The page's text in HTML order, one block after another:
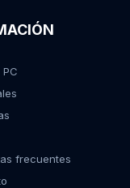
frecuentes